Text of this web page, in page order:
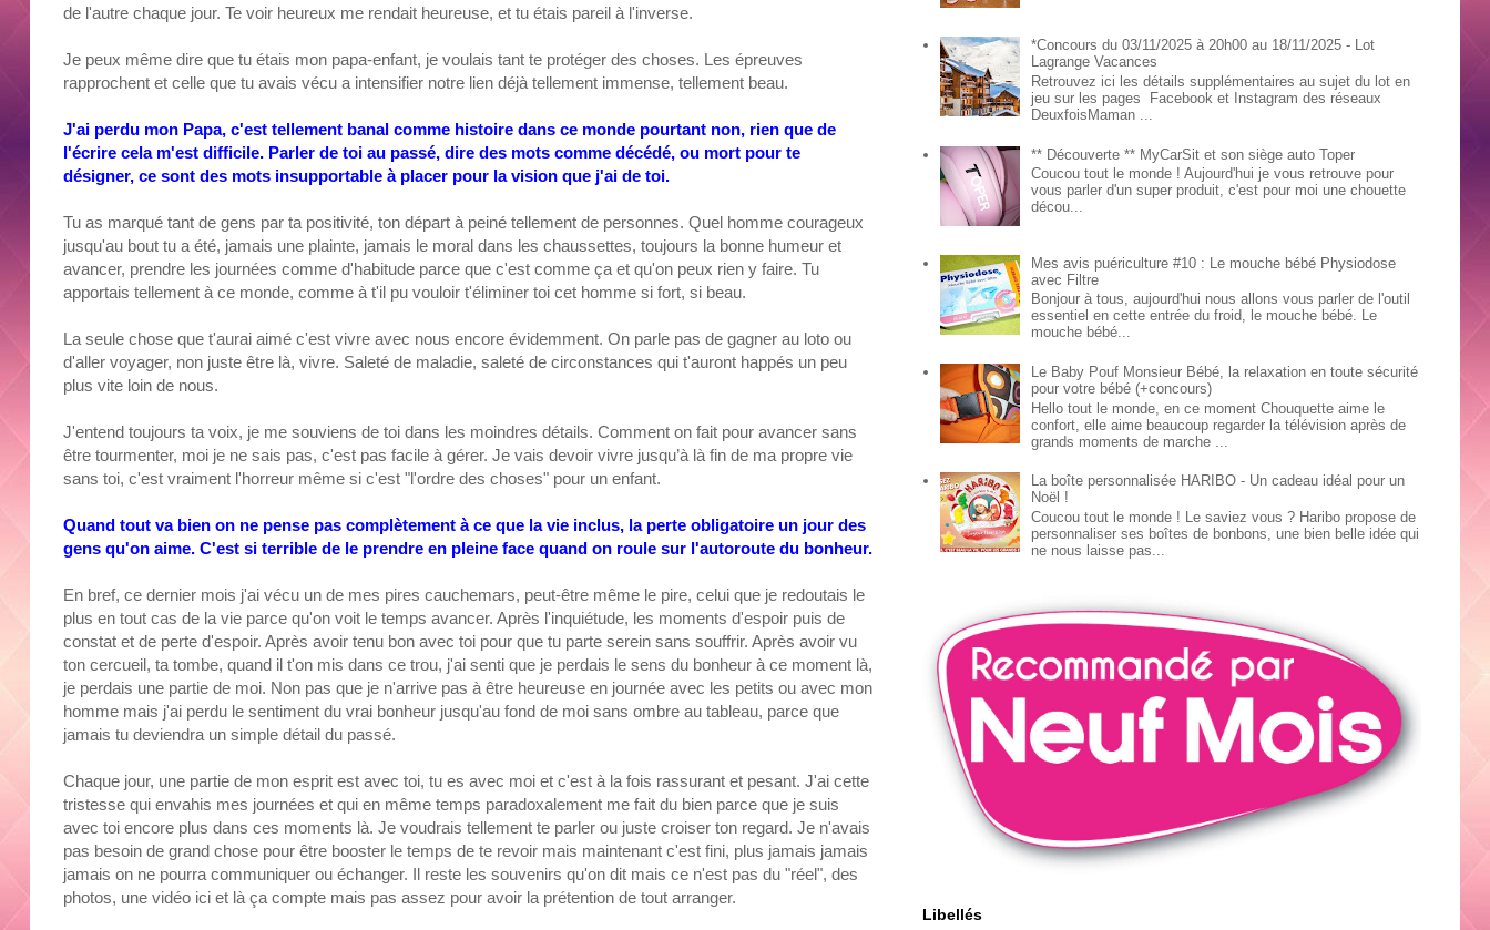
de l'autre chaque jour. Te voir heureux me rendait heureuse, et tu étais pareil à l'inverse.
Je peux même dire que tu étais mon papa-enfant, je voulais tant te protéger des choses. Les épreuves
rapprochent et celle que tu avais vécu a intensifier notre lien déjà tellement immense, tellement beau.
J'ai perdu mon Papa, c'est tellement banal comme histoire dans ce monde pourtant non, rien que de
l'écrire cela m'est difficile. Parler de toi au passé, dire des mots comme décédé, ou mort pour te
désigner, ce sont des mots insupportable à placer pour la vision que j'ai de toi.
Tu as marqué tant de gens par ta positivité, ton départ à peiné tellement de personnes. Quel homme courageux
jusqu'au bout tu a été, jamais une plainte, jamais le moral dans les chaussettes, toujours la bonne humeur et
avancer, prendre les journées comme d'habitude parce que c'est comme ça et qu'on peux rien y faire. Tu
apportais tellement à ce monde, comme à t'il pu vouloir t'éliminer toi cet homme si fort, si beau.
La seule chose que t'aurai aimé c'est vivre avec nous encore évidemment. On parle pas de gagner au loto ou
d'aller voyager, non juste être là, vivre. Saleté de maladie, saleté de circonstances qui t'auront happés un peu
plus vite loin de nous.
J'entend toujours ta voix, je me souviens de toi dans les moindres détails. Comment on fait pour avancer sans
être tourmenter, moi je ne sais pas, c'est pas facile à gérer. Je vais devoir vivre jusqu’à là fin de ma propre vie
sans toi, c'est vraiment l'horreur même si c'est "l'ordre des choses" pour un enfant.
Quand tout va bien on ne pense pas complètement à ce que la vie inclus, la perte obligatoire un jour des
gens qu'on aime. C'est si terrible de le prendre en pleine face quand on roule sur l'autoroute du bonheur.
En bref, ce dernier mois j'ai vécu un de mes pires cauchemars, peut-être même le pire, celui que je redoutais le
plus en tout cas de la vie parce qu'on voit le temps avancer. Après l'inquiétude, les moments d'espoir puis de
constat et de perte d'espoir. Après avoir tenu bon avec toi pour que tu parte serein sans souffrir. Après avoir vu
ton cercueil, ta tombe, quand il t'on mis dans ce trou, j'ai senti que je perdais le sens du bonheur à ce moment là,
je perdais une partie de moi. Non pas que je n'arrive pas à être heureuse en journée avec les petits ou avec mon
homme mais j'ai perdu le sentiment du vrai bonheur jusqu'au fond de moi sans ombre au tableau, parce que
jamais tu deviendra un simple détail du passé.
Chaque jour, une partie de mon esprit est avec toi, tu es avec moi et c'est à la fois rassurant et pesant. J'ai cette
tristesse qui envahis mes journées et qui en même temps paradoxalement me fait du bien parce que je suis
avec toi encore plus dans ces moments là. Je voudrais tellement te parler ou juste croiser ton regard. Je n'avais
pas besoin de grand chose pour être booster le temps de te revoir mais maintenant c'est fini, plus jamais jamais
jamais on ne pourra communiquer ou échanger. Il reste les souvenirs qu'on dit mais ce n'est pas du "réel", des
photos, une vidéo ici et là ça compte mais pas assez pour avoir la prétention de tout arranger.
*Concours du 03/11/2025 à 20h00 au 18/11/2025 - Lot
Lagrange Vacances
Retrouvez ici les détails supplémentaires au sujet du lot en
jeu sur les pages Facebook et Instagram des réseaux
DeuxfoisMaman ...
** Découverte ** MyCarSit et son siège auto Toper
Coucou tout le monde ! Aujourd'hui je vous retrouve pour
vous parler d'un super produit, c'est pour moi une chouette
décou...
Mes avis puériculture #10 : Le mouche bébé Physiodose
avec Filtre
Bonjour à tous, aujourd'hui nous allons vous parler de l'outil
essentiel en cette entrée du froid, le mouche bébé. Le
mouche bébé...
Le Baby Pouf Monsieur Bébé, la relaxation en toute sécurité
pour votre bébé (+concours)
Hello tout le monde, en ce moment Chouquette aime le
confort, elle aime beaucoup regarder la télévision après de
grands moments de marche ...
La boîte personnalisée HARIBO - Un cadeau idéal pour un
Noël !
Coucou tout le monde ! Le saviez vous ? Haribo propose de
personnaliser ses boîtes de bonbons, une bien belle idée qui
ne nous laisse pas...
Libellés